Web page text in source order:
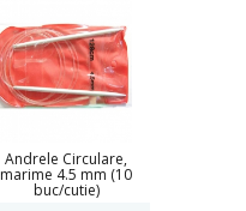
Andrele Circulare,
marime 4.5 mm (10
buc/cutie)